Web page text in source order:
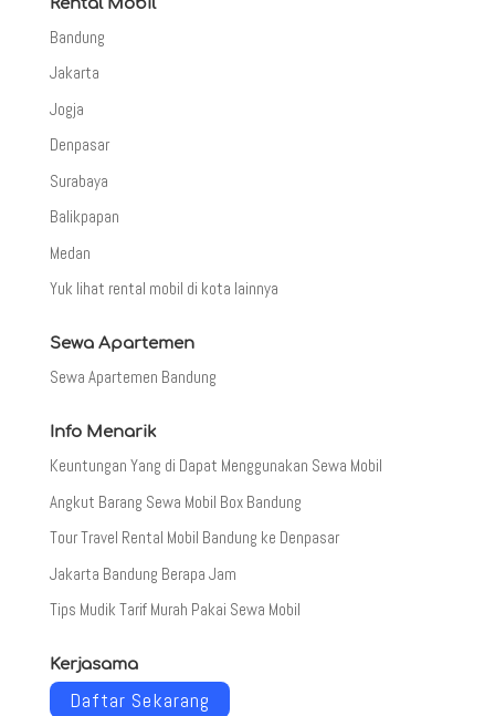
Bandung
Jakarta
Jogja
Denpasar
Surabaya
Balikpapan
Medan
Yuk lihat rental mobil di kota lainnya
Sewa Apartemen
Sewa Apartemen Bandung
Info Menarik
Keuntungan Yang di Dapat Menggunakan Sewa Mobil
Angkut Barang Sewa Mobil Box Bandung
Tour Travel Rental Mobil Bandung ke Denpasar
Jakarta Bandung Berapa Jam
Tips Mudik Tarif Murah Pakai Sewa Mobil
Kerjasama
Daftar Sekarang